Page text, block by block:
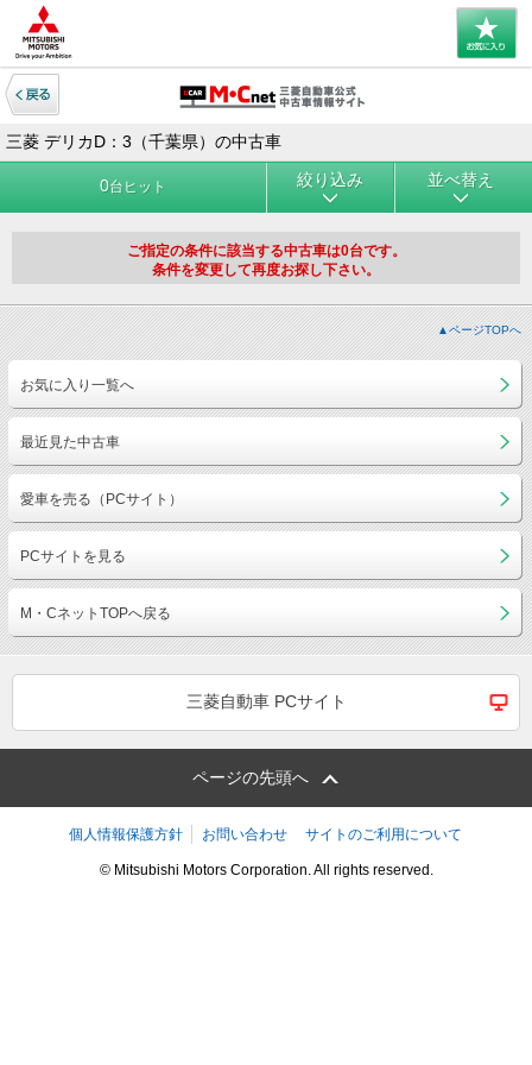
三菱 デリカD：3（千葉県）の中古車
0台ヒット 絞り込み 並べ替え
ご指定の条件に該当する中古車は0台です。
条件を変更して再度お探し下さい。
▲ページTOPへ
お気に入り一覧へ
最近見た中古車
愛車を売る（PCサイト）
PCサイトを見る
M・CネットTOPへ戻る
三菱自動車 PCサイト
ページの先頭へ
個人情報保護方針 お問い合わせ サイトのご利用について
© Mitsubishi Motors Corporation. All rights reserved.